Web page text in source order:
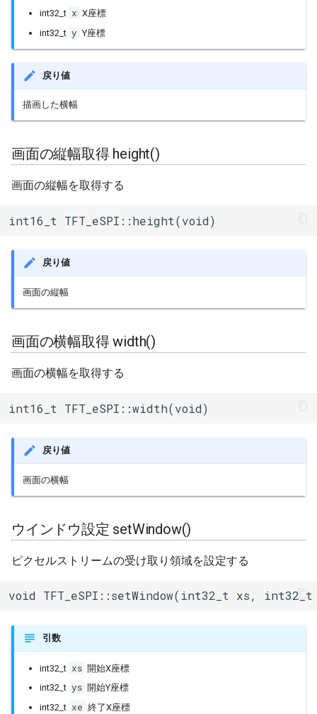
int32_t x X座標
int32_t y Y座標
戻り値
描画した横幅
画面の縦幅取得 height()
画面の縦幅を取得する
int16_t TFT_eSPI::height(void)
戻り値
画面の縦幅
画面の横幅取得 width()
画面の横幅を取得する
int16_t TFT_eSPI::width(void)
戻り値
画面の横幅
ウインドウ設定 setWindow()
ピクセルストリームの受け取り領域を設定する
void TFT_eSPI::setWindow(int32_t xs,
引数
int32_t xs 開始X座標
int32_t ys 開始Y座標
int32_t xe 終了X座標